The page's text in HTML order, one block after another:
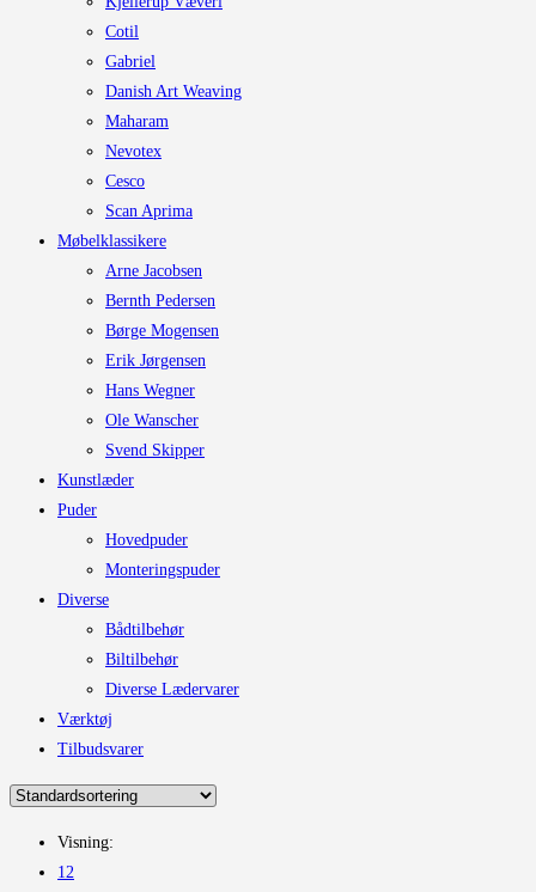
Cotil
Gabriel
Danish Art Weaving
Maharam
Nevotex
Cesco
Scan Aprima
Møbelklassikere
Arne Jacobsen
Bernth Pedersen
Børge Mogensen
Erik Jørgensen
Hans Wegner
Ole Wanscher
Svend Skipper
Kunstlæder
Puder
Hovedpuder
Monteringspuder
Diverse
Bådtilbehør
Biltilbehør
Diverse Lædervarer
Værktøj
Tilbudsvarer
Visning:
12